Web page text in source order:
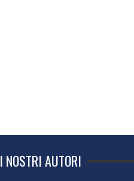
I NOSTRI AUTORI